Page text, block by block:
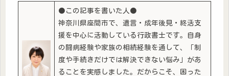
●この記事を書いた人●
神奈川県座間市で、遺言・成年後見・終活支
援を中心に活動している行政書士です。自身
の闘病経験や家族の相続経験を通して、「制
度や手続きだけでは解決できない悩み」があ
ることを実感しました。だからこそ、困った